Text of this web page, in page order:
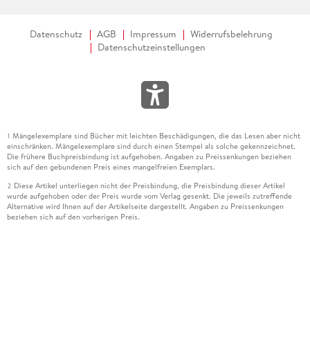
Datenschutz AGB Impressum
Widerrufsbelehrung
Datenschutzeinstellungen
1 Mängelexemplare sind Bücher mit leichten Beschädigungen, die das Lesen aber nicht
einschränken. Mängelexemplare sind durch einen Stempel als solche gekennzeichnet.
Die frühere Buchpreisbindung ist aufgehoben. Angaben zu Preissenkungen beziehen
sich auf den gebundenen Preis eines mangelfreien Exemplars.
2 Diese Artikel unterliegen nicht der Preisbindung, die Preisbindung dieser Artikel
wurde aufgehoben oder der Preis wurde vom Verlag gesenkt. Die jeweils zutreffende
Alternative wird Ihnen auf der Artikelseite dargestellt. Angaben zu Preissenkungen
beziehen sich auf den vorherigen Preis.